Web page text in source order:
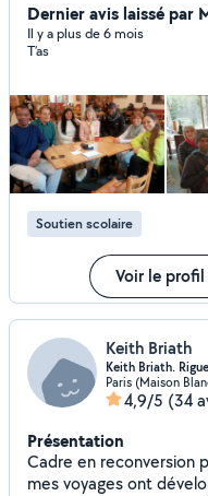
expérimentée. 8 ans
souhaitez-vous
parlé et écrit? Alors
seconde en Malaisie,
j'enseigne l'anglais en
crois vraiment que
différents. donc je
bien pour eux. donc à
hâte de m'amuser avec
bientôt!! introdution video is attached
https://youtu.be/
Dernier avis laissé par
Il y a plus de 6 mois
T’as
Soutien scolaire
Voir le profil
Keith Briath
Keith Briath.
Paris (Maison
4,9/5 (34
Présentation
Cadre en reconversion
mes voyages ont